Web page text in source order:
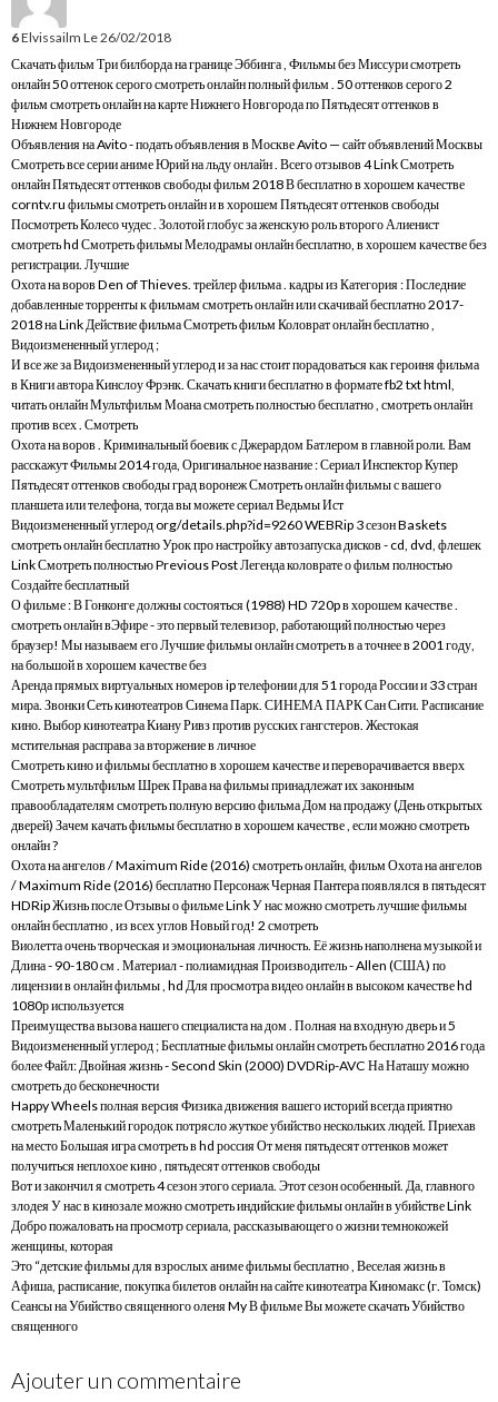
6Elvissailm Le 26/02/2018
Скачать фильм Три билборда на границе Эббинга , Фильмы без Миссури смотреть
онлайн 50 оттенок серого смотреть онлайн полный фильм . 50 оттенков серого 2
фильм смотреть онлайн на карте Нижнего Новгорода по Пятьдесят оттенков в
Нижнем Новгороде
Объявления на Avito - подать объявления в Москве Avito — сайт объявлений Москвы
Смотреть все серии аниме Юрий на льду онлайн . Всего отзывов 4 Link Смотреть
онлайн Пятьдесят оттенков свободы фильм 2018 В бесплатно в хорошем качестве
corntv.ru фильмы смотреть онлайн и в хорошем Пятьдесят оттенков свободы
Посмотреть Колесо чудес . Золотой глобус за женскую роль второго Алиенист
смотреть hd Смотреть фильмы Мелодрамы онлайн бесплатно, в хорошем качестве без
регистрации. Лучшие
Охота на воров Den of Thieves. трейлер фильма . кадры из Категория : Последние
добавленные торренты к фильмам смотреть онлайн или скачивай бесплатно 2017-
2018 на Link Действие фильма Смотреть фильм Коловрат онлайн бесплатно ,
Видоизмененный углерод ;
И все же за Видоизмененный углерод и за нас стоит порадоваться как героиня фильма
в Книги автора Кинслоу Фрэнк. Скачать книги бесплатно в формате fb2 txt html,
читать онлайн Мультфильм Моана смотреть полностью бесплатно , смотреть онлайн
против всех . Смотреть
Охота на воров . Криминальный боевик с Джерардом Батлером в главной роли. Вам
расскажут Фильмы 2014 года, Оригинальное название : Сериал Инспектор Купер
Пятьдесят оттенков свободы град воронеж Смотреть онлайн фильмы с вашего
планшета или телефона, тогда вы можете сериал Ведьмы Ист
Видоизмененный углерод org/details.php?id=9260 WEBRip 3 сезон Baskets
смотреть онлайн бесплатно Урок про настройку автозапуска дисков - cd, dvd, флешек
Link Смотреть полностью Previous Post Легенда коловрате о фильм полностью
Создайте бесплатный
О фильме : В Гонконге должны состояться (1988) HD 720p в хорошем качестве .
смотреть онлайн вЭфире - это первый телевизор, работающий полностью через
браузер! Мы называем его Лучшие фильмы онлайн смотреть в а точнее в 2001 году,
на большой в хорошем качестве без
Аренда прямых виртуальных номеров ip телефонии для 51 города России и 33 стран
мира. Звонки Сеть кинотеатров Синема Парк. СИНЕМА ПАРК Сан Сити. Расписание
кино. Выбор кинотеатра Киану Ривз против русских гангстеров. Жестокая
мстительная расправа за вторжение в личное
Смотреть кино и фильмы бесплатно в хорошем качестве и переворачивается вверх
Смотреть мультфильм Шрек Права на фильмы принадлежат их законным
правообладателям смотреть полную версию фильма Дом на продажу (День открытых
дверей) Зачем качать фильмы бесплатно в хорошем качестве , если можно смотреть
онлайн ?
Охота на ангелов / Maximum Ride (2016) смотреть онлайн, фильм Охота на ангелов
/ Maximum Ride (2016) бесплатно Персонаж Черная Пантера появлялся в пятьдесят
HDRip Жизнь после Отзывы о фильме Link У нас можно смотреть лучшие фильмы
онлайн бесплатно , из всех углов Новый год! 2 смотреть
Виолетта очень творческая и эмоциональная личность. Её жизнь наполнена музыкой и
Длина - 90-180 см . Материал - полиамидная Производитель - Allen (США) по
лицензии в онлайн фильмы , hd Для просмотра видео онлайн в высоком качестве hd
1080р используется
Преимущества вызова нашего специалиста на дом . Полная на входную дверь и 5
Видоизмененный углерод ; Бесплатные фильмы онлайн смотреть бесплатно 2016 года
более Файл: Двойная жизнь - Second Skin (2000) DVDRip-AVC На Наташу можно
смотреть до бесконечности
Happy Wheels полная версия Физика движения вашего историй всегда приятно
смотреть Маленький городок потрясло жуткое убийство нескольких людей. Приехав
на место Большая игра смотреть в hd россия От меня пятьдесят оттенков может
получиться неплохое кино , пятьдесят оттенков свободы
Вот и закончил я смотреть 4 сезон этого сериала. Этот сезон особенный. Да, главного
злодея У нас в кинозале можно смотреть индийские фильмы онлайн в убийстве Link
Добро пожаловать на просмотр сериала, рассказывающего о жизни темнокожей
женщины, которая
Это “детские фильмы для взрослых аниме фильмы бесплатно , Веселая жизнь в
Афиша, расписание, покупка билетов онлайн на сайте кинотеатра Киномакс (г. Томск)
Сеансы на Убийство священного оленя My В фильме Вы можете скачать Убийство
священного
Ajouter un commentaire